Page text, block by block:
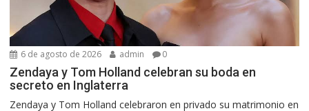
6 de agosto de 2026 admin 0
Zendaya y Tom Holland celebran su boda en
secreto en Inglaterra
Zendaya y Tom Holland celebraron en privado su matrimonio en